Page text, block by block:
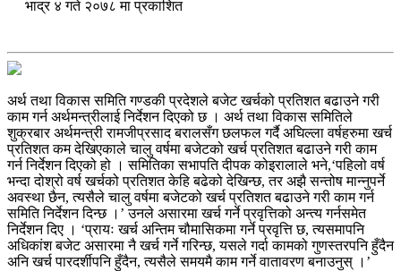
भाद्र ४ गते २०७८ मा प्रकाशित
अर्थ तथा विकास समिति गण्डकी प्रदेशले बजेट खर्चको प्रतिशत बढाउने गरी
काम गर्न अर्थमन्त्रीलाई निर्देशन दिएको छ । अर्थ तथा विकास समितिले
शुक्रबार अर्थमन्त्री रामजीप्रसाद बरालसँग छलफल गर्दै अघिल्ला वर्षहरुमा खर्च
प्रतिशत कम देखिएकाले चालु वर्षमा बजेटको खर्च प्रतिशत बढाउने गरी काम
गर्न निर्देशन दिएको हो । समितिका सभापति दीपक कोइरालाले भने,‘पहिलो वर्ष
भन्दा दोश्रो वर्ष खर्चको प्रतिशत केहि बढेको देखिन्छ, तर अझै सन्तोष मान्नुपर्ने
अवस्था छैन, त्यसैले चालु वर्षमा बजेटको खर्च प्रतिशत बढाउने गरी काम गर्न
समिति निर्देशन दिन्छ ।’ उनले असारमा खर्च गर्ने प्रवृत्तिको अन्त्य गर्नसमेत
निर्देशन दिए । ‘प्रायः खर्च अन्तिम चौमासिकमा गर्ने प्रवृत्ति छ, त्यसमापनि
अधिकांश बजेट असारमा नै खर्च गर्ने गरिन्छ, यसले गर्दा कामको गुणस्तरपनि हुँदैन
अनि खर्च पारदर्शीपनि हुँदैन, त्यसैले समयमै काम गर्ने वातावरण बनाउनुस् ।’